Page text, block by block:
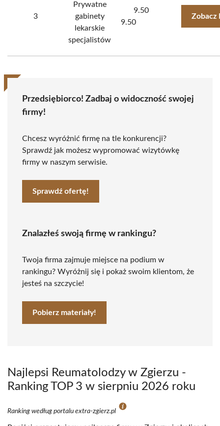
3
Prywatne
gabinety
lekarskie
specjalistów
9.50
9.50
Zobacz
Przedsiębiorco! Zadbaj o widoczność swojej
firmy!
Chcesz wyróżnić firmę na tle konkurencji?
Sprawdź jak możesz wypromować wizytówkę
firmy w naszym serwisie.
Sprawdź ofertę!
Znalazłeś swoją firmę w rankingu?
Twoja firma zajmuje miejsce na podium w
rankingu? Wyróżnij się i pokaż swoim klientom, że
jesteś na szczycie!
Pobierz materiały!
Najlepsi Reumatolodzy w Zgierzu -
Ranking TOP 3 w sierpniu 2026 roku
Ranking według portalu extra-zgierz.pl